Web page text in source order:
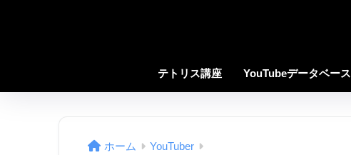
テトリス講座 YouTubeデータベース
ホーム YouTuber